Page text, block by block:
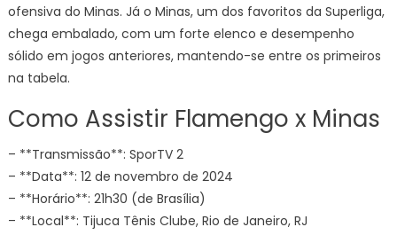
ofensiva do Minas. Já o Minas, um dos favoritos da Superliga,
chega embalado, com um forte elenco e desempenho
sólido em jogos anteriores, mantendo-se entre os primeiros
na tabela.
Como Assistir Flamengo x Minas
– **Transmissão**: SporTV 2
– **Data**: 12 de novembro de 2024
– **Horário**: 21h30 (de Brasília)
– **Local**: Tijuca Tênis Clube, Rio de Janeiro, RJ